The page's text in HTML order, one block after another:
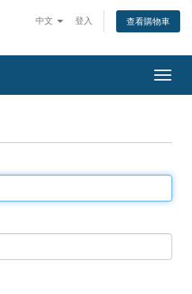
中文 登入 查看購物車
切換